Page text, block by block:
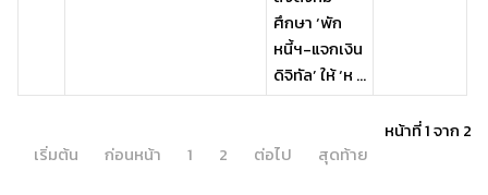
ศึกษา ‘พัก
หนี้ฯ-แจกเงิน
ดิจิทัล’ ให้ ‘ห ...
หน้าที่ 1 จาก 2
เริ่มต้น
ก่อนหน้า 1 2 ต่อไป สุดท้าย